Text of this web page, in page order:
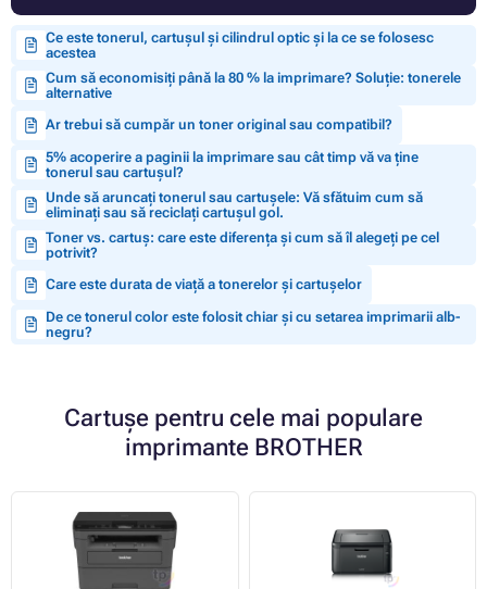
Ce este tonerul, cartușul și cilindrul optic și la ce se folosesc
acestea
Cum să economisiți până la 80 % la imprimare? Soluție: tonerele
alternative
Ar trebui să cumpăr un toner original sau compatibil?
5% acoperire a paginii la imprimare sau cât timp vă va ține
tonerul sau cartușul?
Unde să aruncați tonerul sau cartușele: Vă sfătuim cum să
eliminați sau să reciclați cartușul gol.
Toner vs. cartuș: care este diferența și cum să îl alegeți pe cel
potrivit?
Care este durata de viață a tonerelor și cartușelor
De ce tonerul color este folosit chiar și cu setarea imprimarii alb-
negru?
Cartușe pentru cele mai populare
imprimante BROTHER